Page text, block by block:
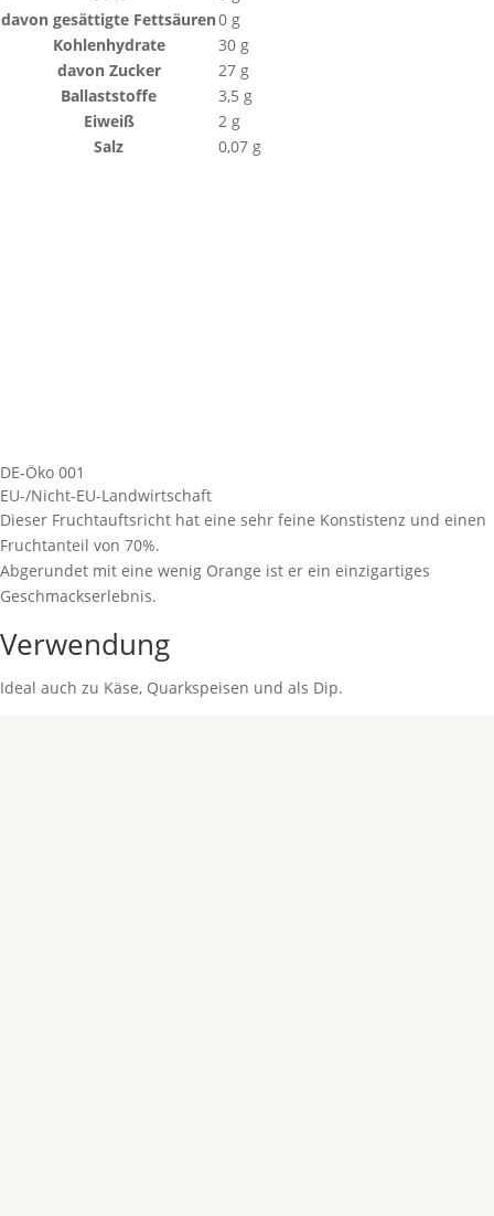
davon gesättigte Fettsäuren0 g
Kohlenhydrate
30 g
davon Zucker 27 g
Ballaststoffe
3,5 g
Eiweiß
2 g
Salz
0,07 g
DE-Öko 001
EU-/Nicht-EU-Landwirtschaft
Dieser Fruchtauftsricht hat eine sehr feine Konstistenz und einen
Fruchtanteil von 70%.
Abgerundet mit eine wenig Orange ist er ein einzigartiges
Geschmackserlebnis.
Verwendung
Ideal auch zu Käse, Quarkspeisen und als Dip.